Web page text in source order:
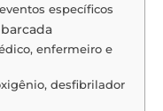
específicos
enfermeiro e
desfibrilador